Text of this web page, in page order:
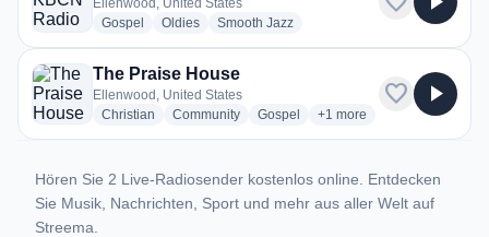
Ellenwood, United States
Gospel
radio stations
Oldiesradio stations
Smooth Jazzradio stations
The Praise House
Ellenwood, United States
Christian radio stations
Communityradio stations
Gospel radio stations
+1 more genres for The
more
favorite play_arrow
Hören Sie 2 Live-Radiosender kostenlos online. Entdecken
Sie Musik, Nachrichten, Sport und mehr aus aller Welt auf
Streema.